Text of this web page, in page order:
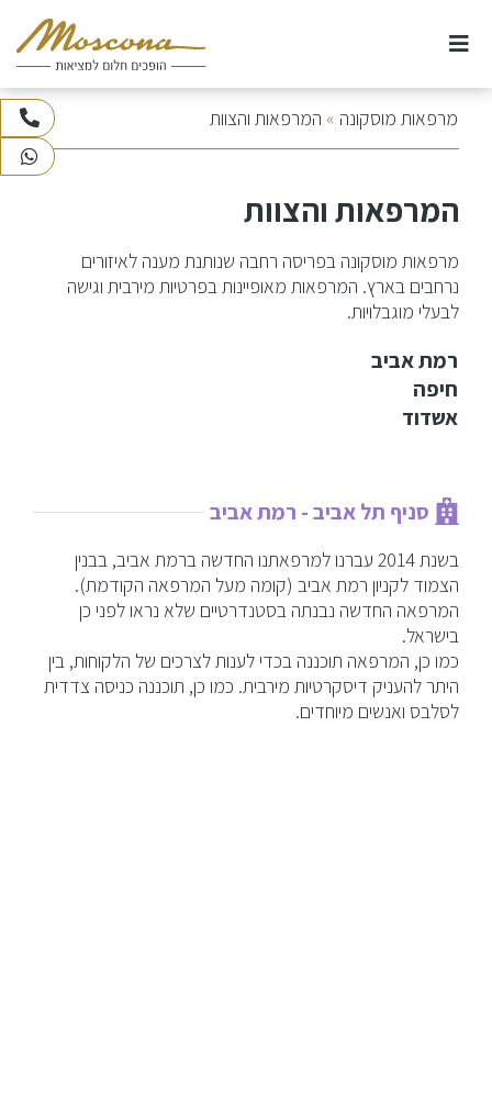
אודות
ניתוחים וטיפולי גוף
ניתוחי פנים
טיפולי לייזר
הזרקות מתקדמות
טיפולי פנים לגברים
ניתוחים וטיפולים לגברים
בלוג
WhatsApp
מרפאות מוסקונה » המרפאות והצוות
המרפאות והצוות
מרפאות מוסקונה בפריסה רחבה שנותנת מענה לאיזורים
נרחבים בארץ. המרפאות מאופיינות בפרטיות מירבית וגישה
לבעלי מוגבלויות.
רמת אביב
חיפה
אשדוד
סניף תל אביב - רמת אביב
בשנת 2014 עברנו למרפאתנו החדשה ברמת אביב, בבנין
הצמוד לקניון רמת אביב (קומה מעל המרפאה הקודמת).
המרפאה החדשה נבנתה בסטנדרטיים שלא נראו לפני כן
בישראל.
כמו כן, המרפאה תוכננה בכדי לענות לצרכים של הלקוחות, בין
היתר להעניק דיסקרטיות מירבית. כמו כן, תוכננה כניסה צדדית
לסלבס ואנשים מיוחדים.